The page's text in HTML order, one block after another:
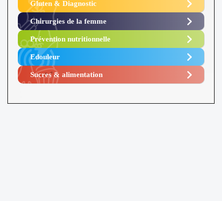
Gluten & Diagnostic
Chirurgies de la femme
Prévention nutritionnelle
Edouleur​
Sucres & alimentation​